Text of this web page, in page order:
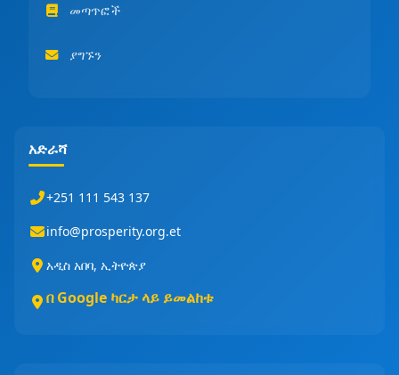
መጣጥፎች
ያግኙን
አድራሻ
+251 111 543 137
info@prosperity.org.et
አዲስ አበባ, ኢትዮጵያ
በ Google ካርታ ላይ ይመልከቱ